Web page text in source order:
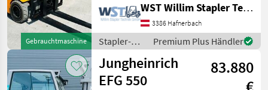
Gebrauchtmaschine
Frontstapler / Elektro 3
Rad-Stapler, Tragkraft:
1800kg, Hubhöhe: 4800mm,
Bauhöhe: 2160m
WST Willim Stapler Technik GmbH
3386 Hafnerbach
Stapler-
und
Lagertechnik
/
Premium Plus Händler
Jungheinrich
EFG 550
83.880